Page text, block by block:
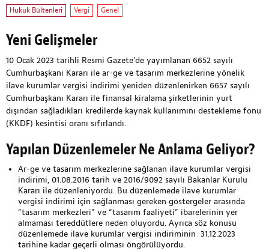
Hukuk Bültenleri Vergi Genel
Yeni Gelişmeler
10 Ocak 2023 tarihli Resmi Gazete’de yayımlanan 6652 sayılı
Cumhurbaşkanı Kararı ile ar-ge ve tasarım merkezlerine yönelik
ilave kurumlar vergisi indirimi yeniden düzenlenirken 6657 sayılı
Cumhurbaşkanı Kararı ile finansal kiralama şirketlerinin yurt
dışından sağladıkları kredilerde kaynak kullanımını destekleme fonu
(KKDF) kesintisi oranı sıfırlandı.
Yapılan Düzenlemeler Ne Anlama Geliyor?
Ar-ge ve tasarım merkezlerine sağlanan ilave kurumlar vergisi
indirimi, 01.08.2016 tarih ve 2016/9092 sayılı Bakanlar Kurulu
Kararı ile düzenleniyordu. Bu düzenlemede ilave kurumlar
vergisi indirimi için sağlanması gereken göstergeler arasında
“tasarım merkezleri” ve “tasarım faaliyeti” ibarelerinin yer
almaması tereddütlere neden oluyordu. Ayrıca söz konusu
düzenlemede ilave kurumlar vergisi indiriminin 31.12.2023
tarihine kadar geçerli olması öngörülüyordu.